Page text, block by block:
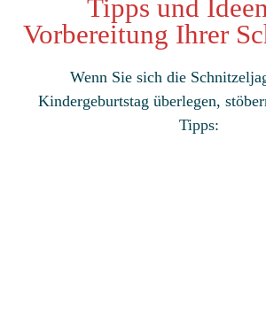
Tipps und
Vorbereitung Ihrer
Wenn Sie sich die
Kindergeburtstag überlegen,
Tipps: